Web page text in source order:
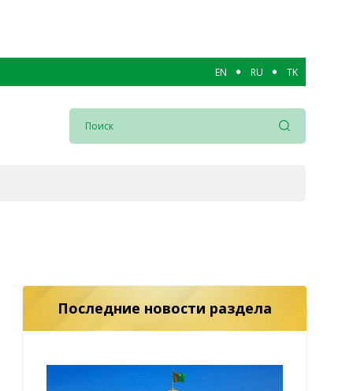
EN RU TK
Последние новости раздела